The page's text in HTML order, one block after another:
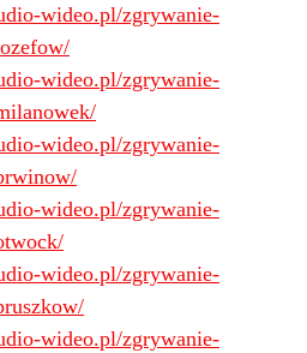
wideo.pl/zgrywanie-
wideo.pl/zgrywanie-
wideo.pl/zgrywanie-
wideo.pl/zgrywanie-
wideo.pl/zgrywanie-
wideo.pl/zgrywanie-